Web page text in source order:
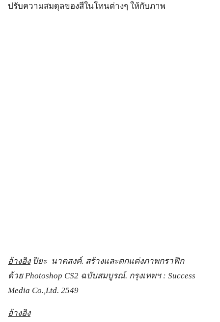
ปรับความสมดุลของสีในโทนต่างๆ ให้กับภาพ
อ้างอิงปิยะ นาคสงค์. สร้างและตกแต่งภาพกราฟิก
ด้วย Photoshop CS2 ฉบับสมบูรณ์. กรุงเทพฯ : Success
Media Co.,Ltd. 2549
อ้างอิง